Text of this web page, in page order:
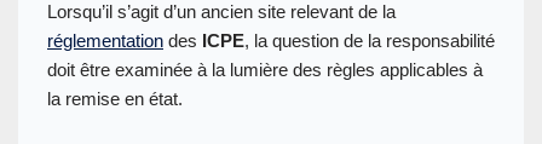
Lorsqu’il s’agit d’un ancien site relevant de la
réglementation des ICPE, la question de la responsabilité
doit être examinée à la lumière des règles applicables à
la remise en état.